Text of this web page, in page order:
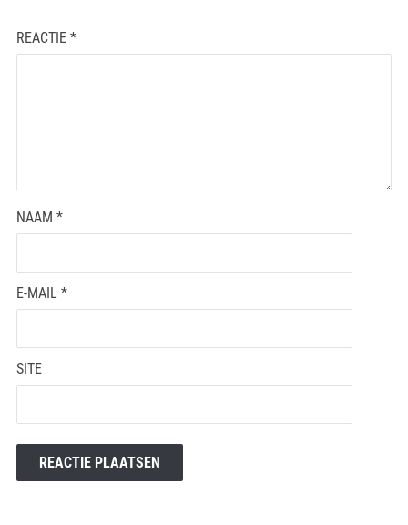
REACTIE *
NAAM *
E-MAIL *
SITE